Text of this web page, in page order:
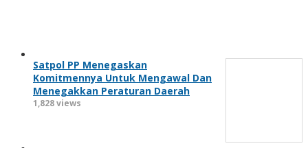
Satpol PP Menegaskan
Komitmennya Untuk Mengawal Dan
Menegakkan Peraturan Daerah
1,828 views